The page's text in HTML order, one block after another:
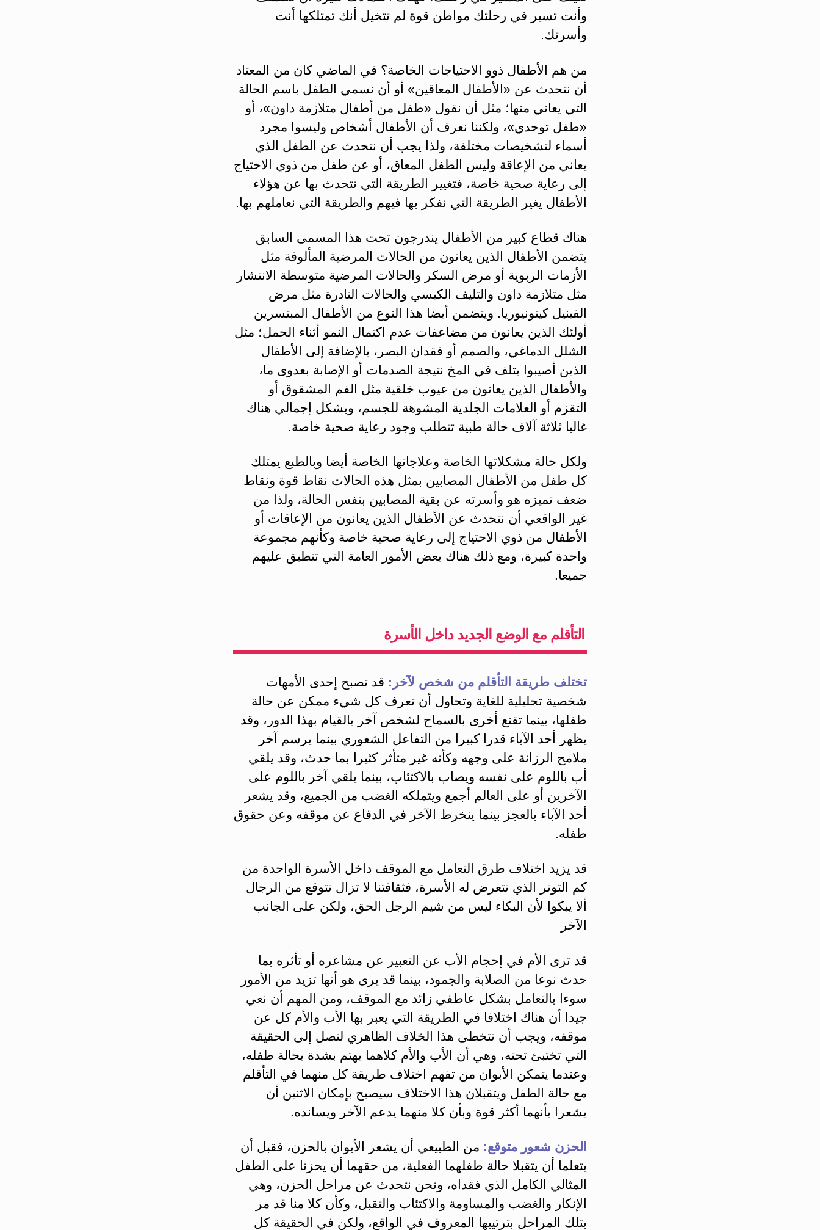
وأنت تسير في رحلتك مواطن قوة لم تتخيل أنك تمتلكها أنت
وأسرتك.
من هم الأطفال ذوو الاحتياجات الخاصة؟ في الماضي كان من المعتاد
أن نتحدث عن «الأطفال المعاقين» أو أن نسمي الطفل باسم الحالة
التي يعاني منها؛ مثل أن نقول «طفل من أطفال متلازمة داون»، أو
«طفل توحدي»، ولكننا نعرف أن الأطفال أشخاص وليسوا مجرد
أسماء لتشخيصات مختلفة، ولذا يجب أن نتحدث عن الطفل الذي
يعاني من الإعاقة وليس الطفل المعاق، أو عن طفل من ذوي الاحتياج
إلى رعاية صحية خاصة، فتغيير الطريقة التي نتحدث بها عن هؤلاء
الأطفال يغير الطريقة التي نفكر بها فيهم والطريقة التي نعاملهم بها.
هناك قطاع كبير من الأطفال يندرجون تحت هذا المسمى السابق
يتضمن الأطفال الذين يعانون من الحالات المرضية المألوفة مثل
الأزمات الربوية أو مرض السكر والحالات المرضية متوسطة الانتشار
مثل متلازمة داون والتليف الكيسي والحالات النادرة مثل مرض
الفينيل كيتونيوريا. ويتضمن أيضا هذا النوع من الأطفال المبتسرين
أولئك الذين يعانون من مضاعفات عدم اكتمال النمو أثناء الحمل؛ مثل
الشلل الدماغي، والصمم أو فقدان البصر، بالإضافة إلى الأطفال
الذين أصيبوا بتلف في المخ نتيجة الصدمات أو الإصابة بعدوى ما،
والأطفال الذين يعانون من عيوب خلقية مثل الفم المشقوق أو
التقزم أو العلامات الجلدية المشوهة للجسم، وبشكل إجمالي هناك
غالبا ثلاثة آلاف حالة طبية تتطلب وجود رعاية صحية خاصة.
ولكل حالة مشكلاتها الخاصة وعلاجاتها الخاصة أيضا وبالطبع يمتلك
كل طفل من الأطفال المصابين بمثل هذه الحالات نقاط قوة ونقاط
ضعف تميزه هو وأسرته عن بقية المصابين بنفس الحالة، ولذا من
غير الواقعي أن نتحدث عن الأطفال الذين يعانون من الإعاقات أو
الأطفال من ذوي الاحتياج إلى رعاية صحية خاصة وكأنهم مجموعة
واحدة كبيرة، ومع ذلك هناك بعض الأمور العامة التي تنطبق عليهم
جميعا.
التأقلم مع الوضع الجديد داخل الأسرة
تختلف طريقة التأقلم من شخص لآخر: قد تصبح إحدى الأمهات
شخصية تحليلية للغاية وتحاول أن تعرف كل شيء ممكن عن حالة
طفلها، بينما تقنع أخرى بالسماح لشخص آخر بالقيام بهذا الدور، وقد
يظهر أحد الآباء قدرا كبيرا من التفاعل الشعوري بينما يرسم آخر
ملامح الرزانة على وجهه وكأنه غير متأثر كثيرا بما حدث، وقد يلقي
أب باللوم على نفسه ويصاب بالاكتئاب، بينما يلقي آخر باللوم على
الآخرين أو على العالم أجمع ويتملكه الغضب من الجميع، وقد يشعر
أحد الآباء بالعجز بينما ينخرط الآخر في الدفاع عن موقفه وعن حقوق
طفله.
قد يزيد اختلاف طرق التعامل مع الموقف داخل الأسرة الواحدة من
كم التوتر الذي تتعرض له الأسرة، فثقافتنا لا تزال تتوقع من الرجال
ألا يبكوا لأن البكاء ليس من شيم الرجل الحق، ولكن على الجانب
الآخر
قد ترى الأم في إحجام الأب عن التعبير عن مشاعره أو تأثره بما
حدث نوعا من الصلابة والجمود، بينما قد يرى هو أنها تزيد من الأمور
سوءا بالتعامل بشكل عاطفي زائد مع الموقف، ومن المهم أن نعي
جيدا أن هناك اختلافا في الطريقة التي يعبر بها الأب والأم كل عن
موقفه، ويجب أن نتخطى هذا الخلاف الظاهري لنصل إلى الحقيقة
التي تختبئ تحته، وهي أن الأب والأم كلاهما يهتم بشدة بحالة طفله،
وعندما يتمكن الأبوان من تفهم اختلاف طريقة كل منهما في التأقلم
مع حالة الطفل ويتقبلان هذا الاختلاف سيصبح بإمكان الاثنين أن
يشعرا بأنهما أكثر قوة وبأن كلا منهما يدعم الآخر ويسانده.
الحزن شعور متوقع: من الطبيعي أن يشعر الأبوان بالحزن، فقبل أن
يتعلما أن يتقبلا حالة طفلهما الفعلية، من حقهما أن يحزنا على الطفل
المثالي الكامل الذي فقداه، ونحن نتحدث عن مراحل الحزن، وهي
الإنكار والغضب والمساومة والاكتئاب والتقبل، وكأن كلا منا قد مر
بتلك المراحل بترتيبها المعروف في الواقع، ولكن في الحقيقة كل